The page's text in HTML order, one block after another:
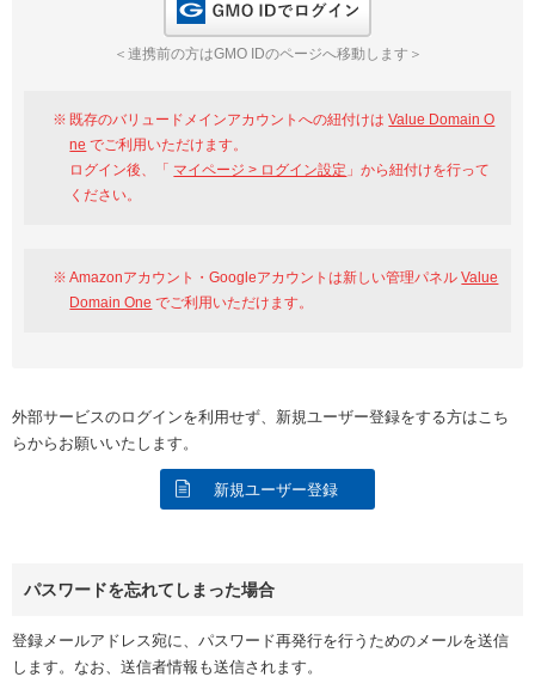
※AmazonはValue Domain Oneのログイン画面へ遷移します
GMO ID
＜連携前の方はGMO IDのページへ移動します＞
既存のバリュードメインアカウントへの紐付けはValue Domain O
ne でご利用いただけます。
ログイン後、「 マイページ > ログイン設定 」から紐付けを行って
ください。
Amazonアカウント・Googleアカウントは新しい管理パネルValue
Domain One でご利用いただけます。
外部サービスのログインを利用せず、新規ユーザー登録をする方はこち
らからお願いいたします。
新規ユーザー登録
パスワードを忘れてしまった場合
登録メールアドレス宛に、パスワード再発行を行うためのメールを送信
します。なお、送信者情報も送信されます。